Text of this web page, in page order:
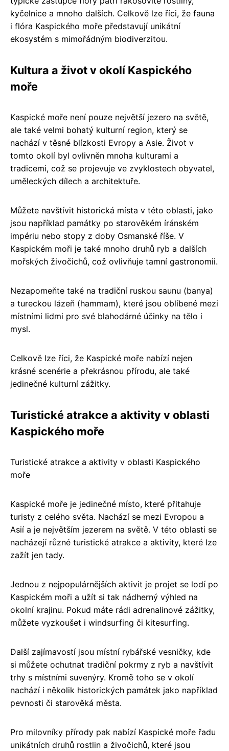
kyčelnice a mnoho dalších. Celkově lze říci, že fauna
i flóra Kaspického moře představují unikátní
ekosystém s mimořádným biodiverzitou.
Kultura a život v okolí Kaspického
moře
Kaspické moře není pouze největší jezero na světě,
ale také velmi bohatý kulturní region, který se
nachází v těsné blízkosti Evropy a Asie. Život v
tomto okolí byl ovlivněn mnoha kulturami a
tradicemi, což se projevuje ve zvyklostech obyvatel,
uměleckých dílech a architektuře.
Můžete navštívit historická místa v této oblasti, jako
jsou například památky po starověkém íránském
impériu nebo stopy z doby Osmanské říše. V
Kaspickém moři je také mnoho druhů ryb a dalších
mořských živočichů, což ovlivňuje tamní gastronomii.
Nezapomeňte také na tradiční ruskou saunu (banya)
a tureckou lázeň (hammam), které jsou oblíbené mezi
místními lidmi pro své blahodárné účinky na tělo i
mysl.
Celkově lze říci, že Kaspické moře nabízí nejen
krásné scenérie a překrásnou přírodu, ale také
jedinečné kulturní zážitky.
Turistické atrakce a aktivity v oblasti
Kaspického moře
Turistické atrakce a aktivity v oblasti Kaspického
moře
Kaspické moře je jedinečné místo, které přitahuje
turisty z celého světa. Nachází se mezi Evropou a
Asií a je největším jezerem na světě. V této oblasti se
nacházejí různé turistické atrakce a aktivity, které lze
zažít jen tady.
Jednou z nejpopulárnějších aktivit je projet se lodí po
Kaspickém moři a užít si tak nádherný výhled na
okolní krajinu. Pokud máte rádi adrenalinové zážitky,
můžete vyzkoušet i windsurfing či kitesurfing.
Další zajímavostí jsou místní rybářské vesničky, kde
si můžete ochutnat tradiční pokrmy z ryb a navštívit
trhy s místními suvenýry. Kromě toho se v okolí
nachází i několik historických památek jako například
pevnosti či starověká města.
Pro milovníky přírody pak nabízí Kaspické moře řadu
unikátních druhů rostlin a živočichů, které jsou